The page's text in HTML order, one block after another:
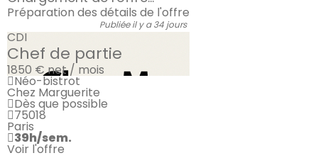
Préparation des détails de l'offre
Publiée il y a 34 jours
CDI
Chef de partie
1850 €net / mois
Néo-bistrot
Chez Marguerite
Dès que possible
75018
Paris
39h/sem.
Voir l'offre